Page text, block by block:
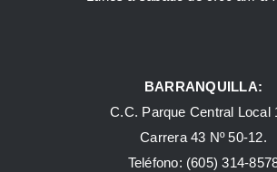
BARRANQUILLA:
C.C. Parque Central Local
Carrera 43 Nº 50-12.
Teléfono: (605) 314-